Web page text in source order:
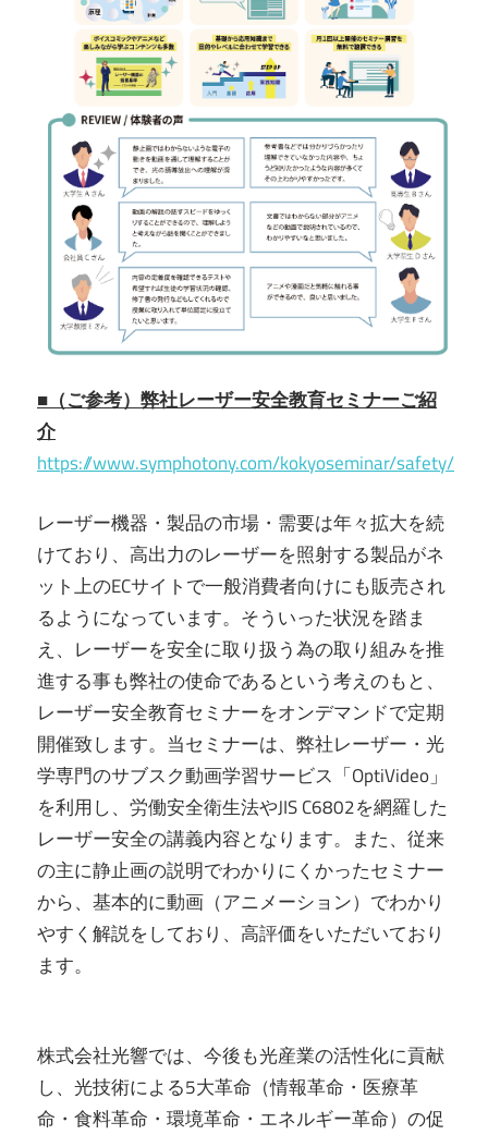
■（ご参考）弊社レーザー安全教育セミナーご紹
介
https://www.symphotony.com/kokyoseminar/safety/
レーザー機器・製品の市場・需要は年々拡大を続
けており、高出力のレーザーを照射する製品がネ
ット上のECサイトで一般消費者向けにも販売され
るようになっています。そういった状況を踏ま
え、レーザーを安全に取り扱う為の取り組みを推
進する事も弊社の使命であるという考えのもと、
レーザー安全教育セミナーをオンデマンドで定期
開催致します。当セミナーは、弊社レーザー・光
学専門のサブスク動画学習サービス「OptiVideo」
を利用し、労働安全衛生法やJIS C6802を網羅した
レーザー安全の講義内容となります。また、従来
の主に静止画の説明でわかりにくかったセミナー
から、基本的に動画（アニメーション）でわかり
やすく解説をしており、高評価をいただいており
ます。
株式会社光響では、今後も光産業の活性化に貢献
し、光技術による5大革命（情報革命・医療革
命・食料革命・環境革命・エネルギー革命）の促